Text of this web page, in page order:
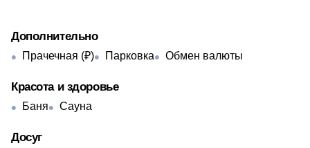
Дополнительно
Прачечная (₽) Парковка Обмен валюты
Красота и здоровье
Баня Сауна
Досуг